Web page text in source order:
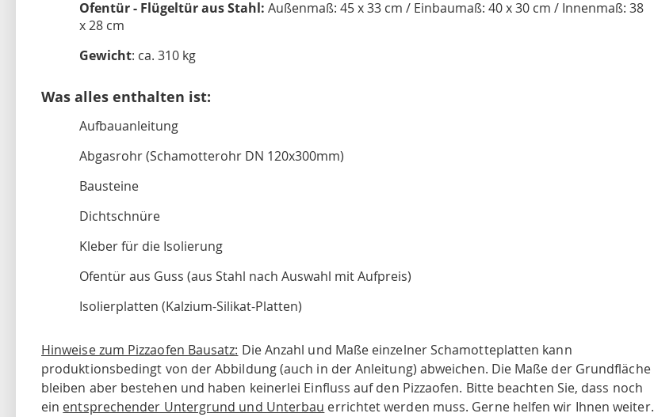
Ofentür - Flügeltür aus Stahl: Außenmaß: 45 x 33 cm / Einbaumaß: 40 x 30 cm / Innenmaß: 38
x 28 cm
Gewicht: ca. 310 kg
Was alles enthalten ist:
Aufbauanleitung
Abgasrohr (Schamotterohr DN 120x300mm)
Bausteine
Dichtschnüre
Kleber für die Isolierung
Ofentür aus Guss (aus Stahl nach Auswahl mit Aufpreis)
Isolierplatten (Kalzium-Silikat-Platten)
Hinweise zum Pizzaofen Bausatz: Die Anzahl und Maße einzelner Schamotteplatten kann
produktionsbedingt von der Abbildung (auch in der Anleitung) abweichen. Die Maße der Grundfläche
bleiben aber bestehen und haben keinerlei Einfluss auf den Pizzaofen. Bitte beachten Sie, dass noch
ein entsprechender Untergrund und Unterbau errichtet werden muss. Gerne helfen wir Ihnen weiter.